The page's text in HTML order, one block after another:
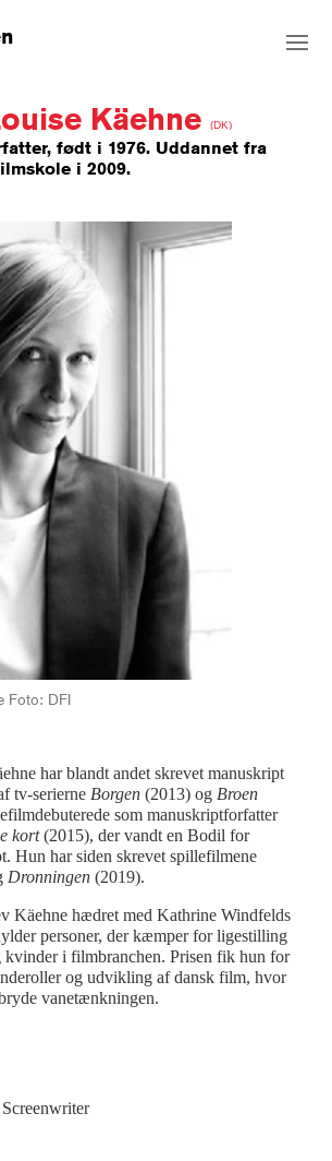
Käehne (DK)
født i 1976. Uddannet fra
i 2009.
Foto: DFI
har blandt andet skrevet manuskript
tv-serierne Borgen (2013) og Broen
som manuskriptforfatter
kort(2015), der vandt en Bodil for
Hun har siden skrevet spillefilmene
Dronningen (2019).
Käehne hædret med Kathrine Windfelds
personer, der kæmper for ligestilling
i filmbranchen. Prisen fik hun for
og udvikling af dansk film, hvor
vanetænkningen.